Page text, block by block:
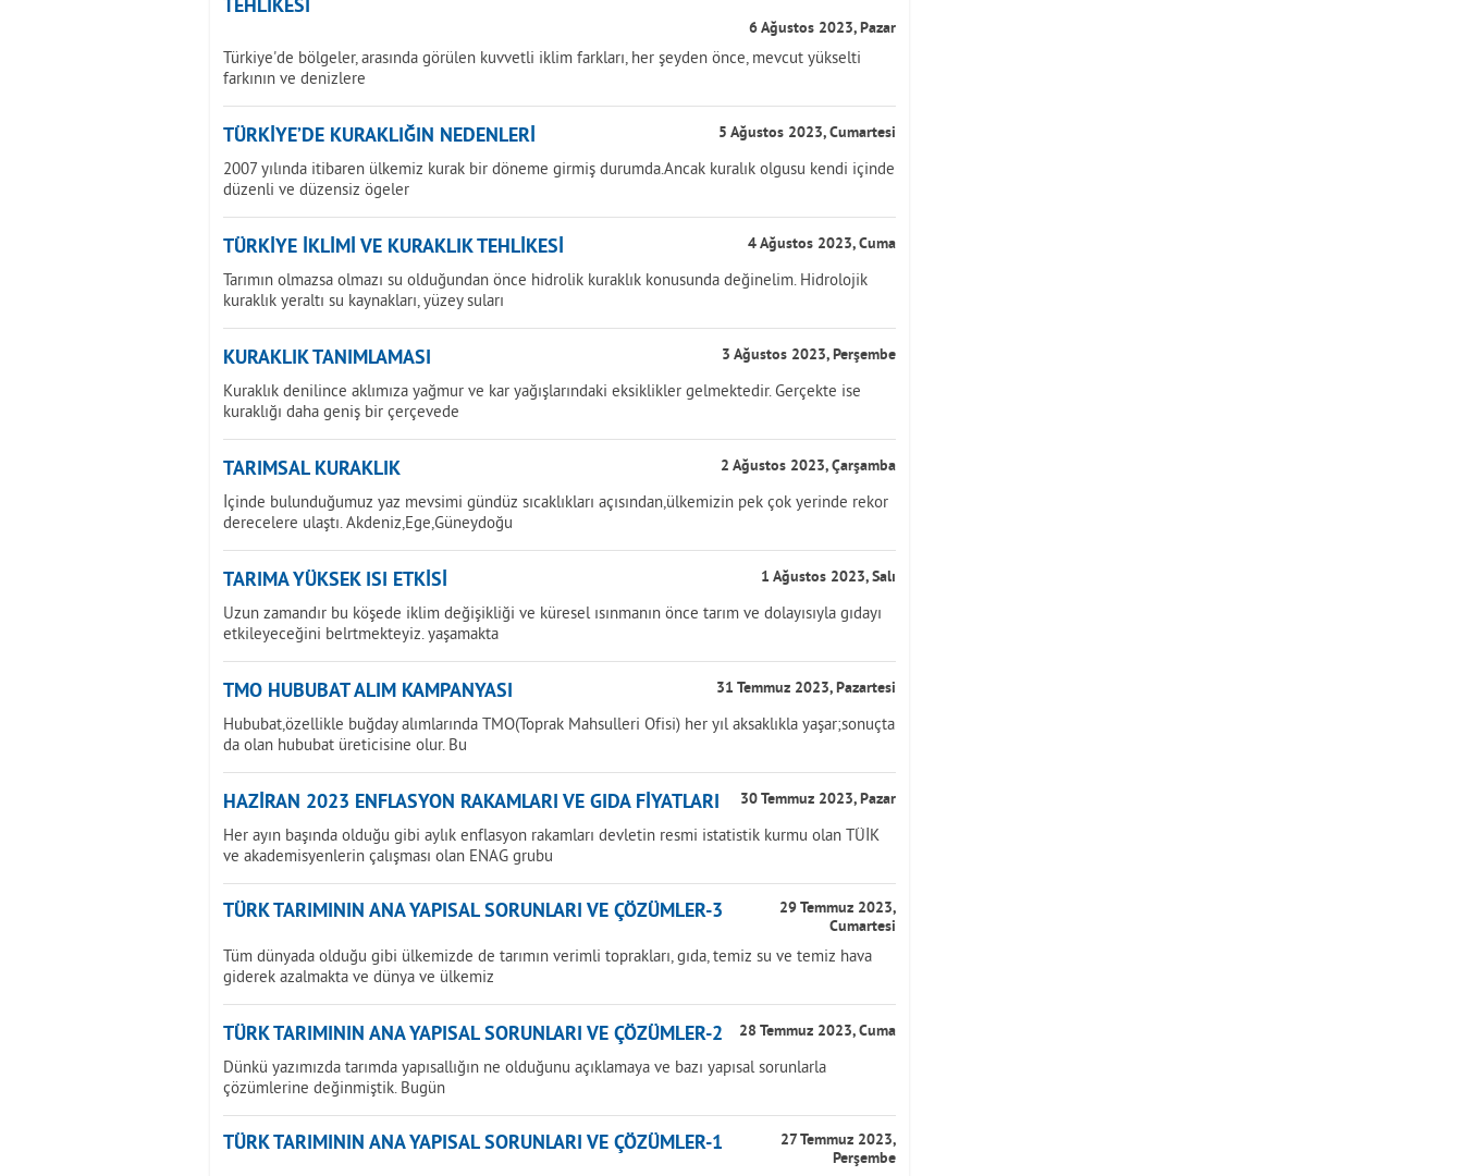
TEHLİKESİ
6 Ağustos 2023, Pazar
Türkiye'de bölgeler, arasında görülen kuvvetli iklim farkları, her şeyden önce, mevcut yükselti
farkının ve denizlere
TÜRKİYE’DE KURAKLIĞIN NEDENLERİ 5 Ağustos 2023, Cumartesi
2007 yılında itibaren ülkemiz kurak bir döneme girmiş durumda.Ancak kuralık olgusu kendi içinde
düzenli ve düzensiz ögeler
TÜRKİYE İKLİMİ VE KURAKLIK TEHLİKESİ 4 Ağustos 2023, Cuma
Tarımın olmazsa olmazı su olduğundan önce hidrolik kuraklık konusunda değinelim. Hidrolojik
kuraklık yeraltı su kaynakları, yüzey suları
KURAKLIK TANIMLAMASI 3 Ağustos 2023, Perşembe
Kuraklık denilince aklımıza yağmur ve kar yağışlarındaki eksiklikler gelmektedir. Gerçekte ise
kuraklığı daha geniş bir çerçevede
TARIMSAL KURAKLIK 2 Ağustos 2023, Çarşamba
İçinde bulunduğumuz yaz mevsimi gündüz sıcaklıkları açısından,ülkemizin pek çok yerinde rekor
derecelere ulaştı. Akdeniz,Ege,Güneydoğu
TARIMA YÜKSEK ISI ETKİSİ 1 Ağustos 2023, Salı
Uzun zamandır bu köşede iklim değişikliği ve küresel ısınmanın önce tarım ve dolayısıyla gıdayı
etkileyeceğini belrtmekteyiz. yaşamakta
TMO HUBUBAT ALIM KAMPANYASI 31 Temmuz 2023, Pazartesi
Hububat,özellikle buğday alımlarında TMO(Toprak Mahsulleri Ofisi) her yıl aksaklıkla yaşar;sonuçta
da olan hububat üreticisine olur. Bu
HAZİRAN 2023 ENFLASYON RAKAMLARI VE GIDA FİYATLARI 30 Temmuz 2023, Pazar
Her ayın başında olduğu gibi aylık enflasyon rakamları devletin resmi istatistik kurmu olan TÜİK
ve akademisyenlerin çalışması olan ENAG grubu
TÜRK TARIMININ ANA YAPISAL SORUNLARI VE ÇÖZÜMLER-3
29 Temmuz 2023,
Cumartesi
Tüm dünyada olduğu gibi ülkemizde de tarımın verimli toprakları, gıda, temiz su ve temiz hava
giderek azalmakta ve dünya ve ülkemiz
TÜRK TARIMININ ANA YAPISAL SORUNLARI VE ÇÖZÜMLER-2 28 Temmuz 2023, Cuma
Dünkü yazımızda tarımda yapısallığın ne olduğunu açıklamaya ve bazı yapısal sorunlarla
çözümlerine değinmiştik. Bugün
TÜRK TARIMININ ANA YAPISAL SORUNLARI VE ÇÖZÜMLER-1
27 Temmuz 2023,
Perşembe